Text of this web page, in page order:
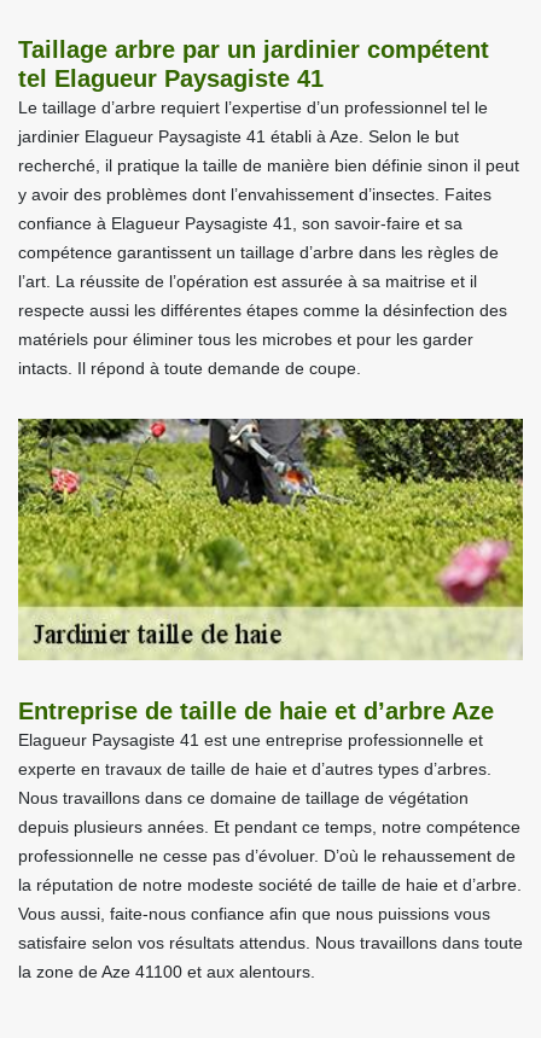
Taillage arbre par un jardinier compétent
tel Elagueur Paysagiste 41
Le taillage d’arbre requiert l’expertise d’un professionnel tel le
jardinier Elagueur Paysagiste 41 établi à Aze. Selon le but
recherché, il pratique la taille de manière bien définie sinon il peut
y avoir des problèmes dont l’envahissement d’insectes. Faites
confiance à Elagueur Paysagiste 41, son savoir-faire et sa
compétence garantissent un taillage d’arbre dans les règles de
l’art. La réussite de l’opération est assurée à sa maitrise et il
respecte aussi les différentes étapes comme la désinfection des
matériels pour éliminer tous les microbes et pour les garder
intacts. Il répond à toute demande de coupe.
Entreprise de taille de haie et d’arbre Aze
Elagueur Paysagiste 41 est une entreprise professionnelle et
experte en travaux de taille de haie et d’autres types d’arbres.
Nous travaillons dans ce domaine de taillage de végétation
depuis plusieurs années. Et pendant ce temps, notre compétence
professionnelle ne cesse pas d’évoluer. D’où le rehaussement de
la réputation de notre modeste société de taille de haie et d’arbre.
Vous aussi, faite-nous confiance afin que nous puissions vous
satisfaire selon vos résultats attendus. Nous travaillons dans toute
la zone de Aze 41100 et aux alentours.